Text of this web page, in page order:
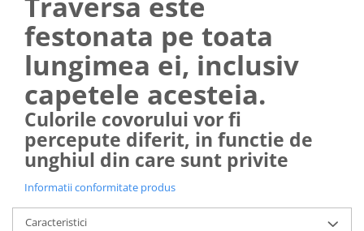
festonata pe toata
lungimea ei, inclusiv
capetele acesteia.
Culorile covorului vor fi
percepute diferit, in functie de
unghiul din care sunt privite
Informatii conformitate produs
Caracteristici